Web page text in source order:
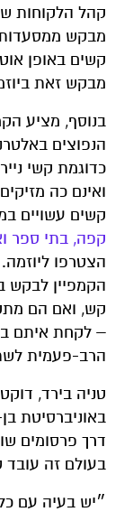
קהל הלקוחות
מבקש
קשים באופן
מבקש זאת
בנוסף, מציע
הנפוצים
כדוגמת קשי
ואינם כה
קשים עשויים
קפה, בתי ספר
הצטרפו
הקמפיין לבקש
קש, ואם הם
– לקחת איתם
הרב-פעמית
טניה בירד,
באוניברסיטת
דרך פרסומים
בעולם זה עובד
״יש בעיה עם